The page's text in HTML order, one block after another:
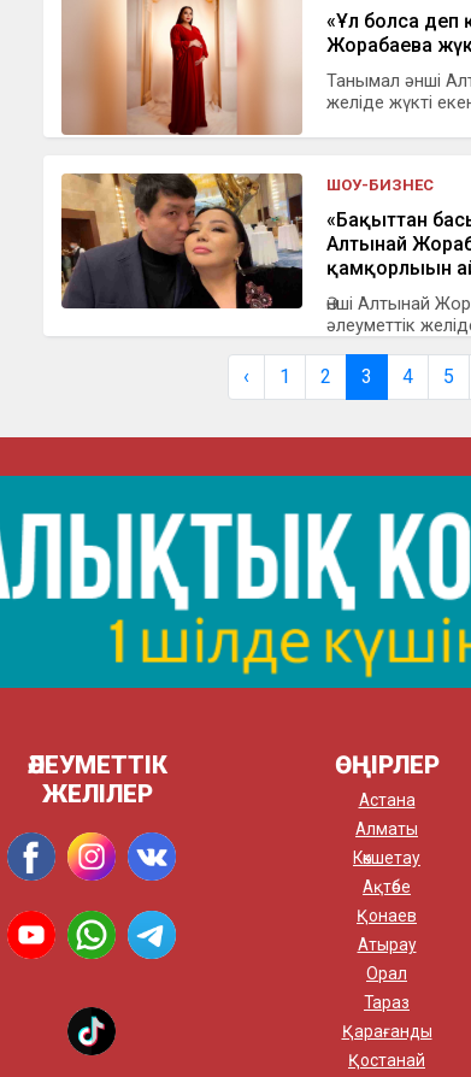
«Ұл болса деп
Жорабаева
Танымал әнші
желіде жүкті
ШОУ-БИЗНЕС
«Бақыттан
Алтынай
қамқорлығын
Әнші Алтынай
әлеуметтік
‹ 1 2 3 4 5
ӘЛЕУМЕТТІК
ЖЕЛІЛЕР
ӨҢІРЛЕР
Астана
Алматы
Көкшетау
Ақтөбе
Қонаев
Атырау
Орал
Тараз
Қарағанды
Қостанай